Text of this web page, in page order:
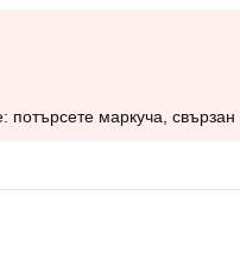
маркуча,